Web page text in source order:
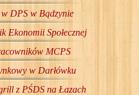
DPS w Bądzynie
Ekonomii Społecznej
MCPS
w Darłówku
z PŚDS na Łazach